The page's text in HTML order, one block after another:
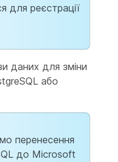
для реєстрації
даних для зміни
або
перенесення
до Microsoft